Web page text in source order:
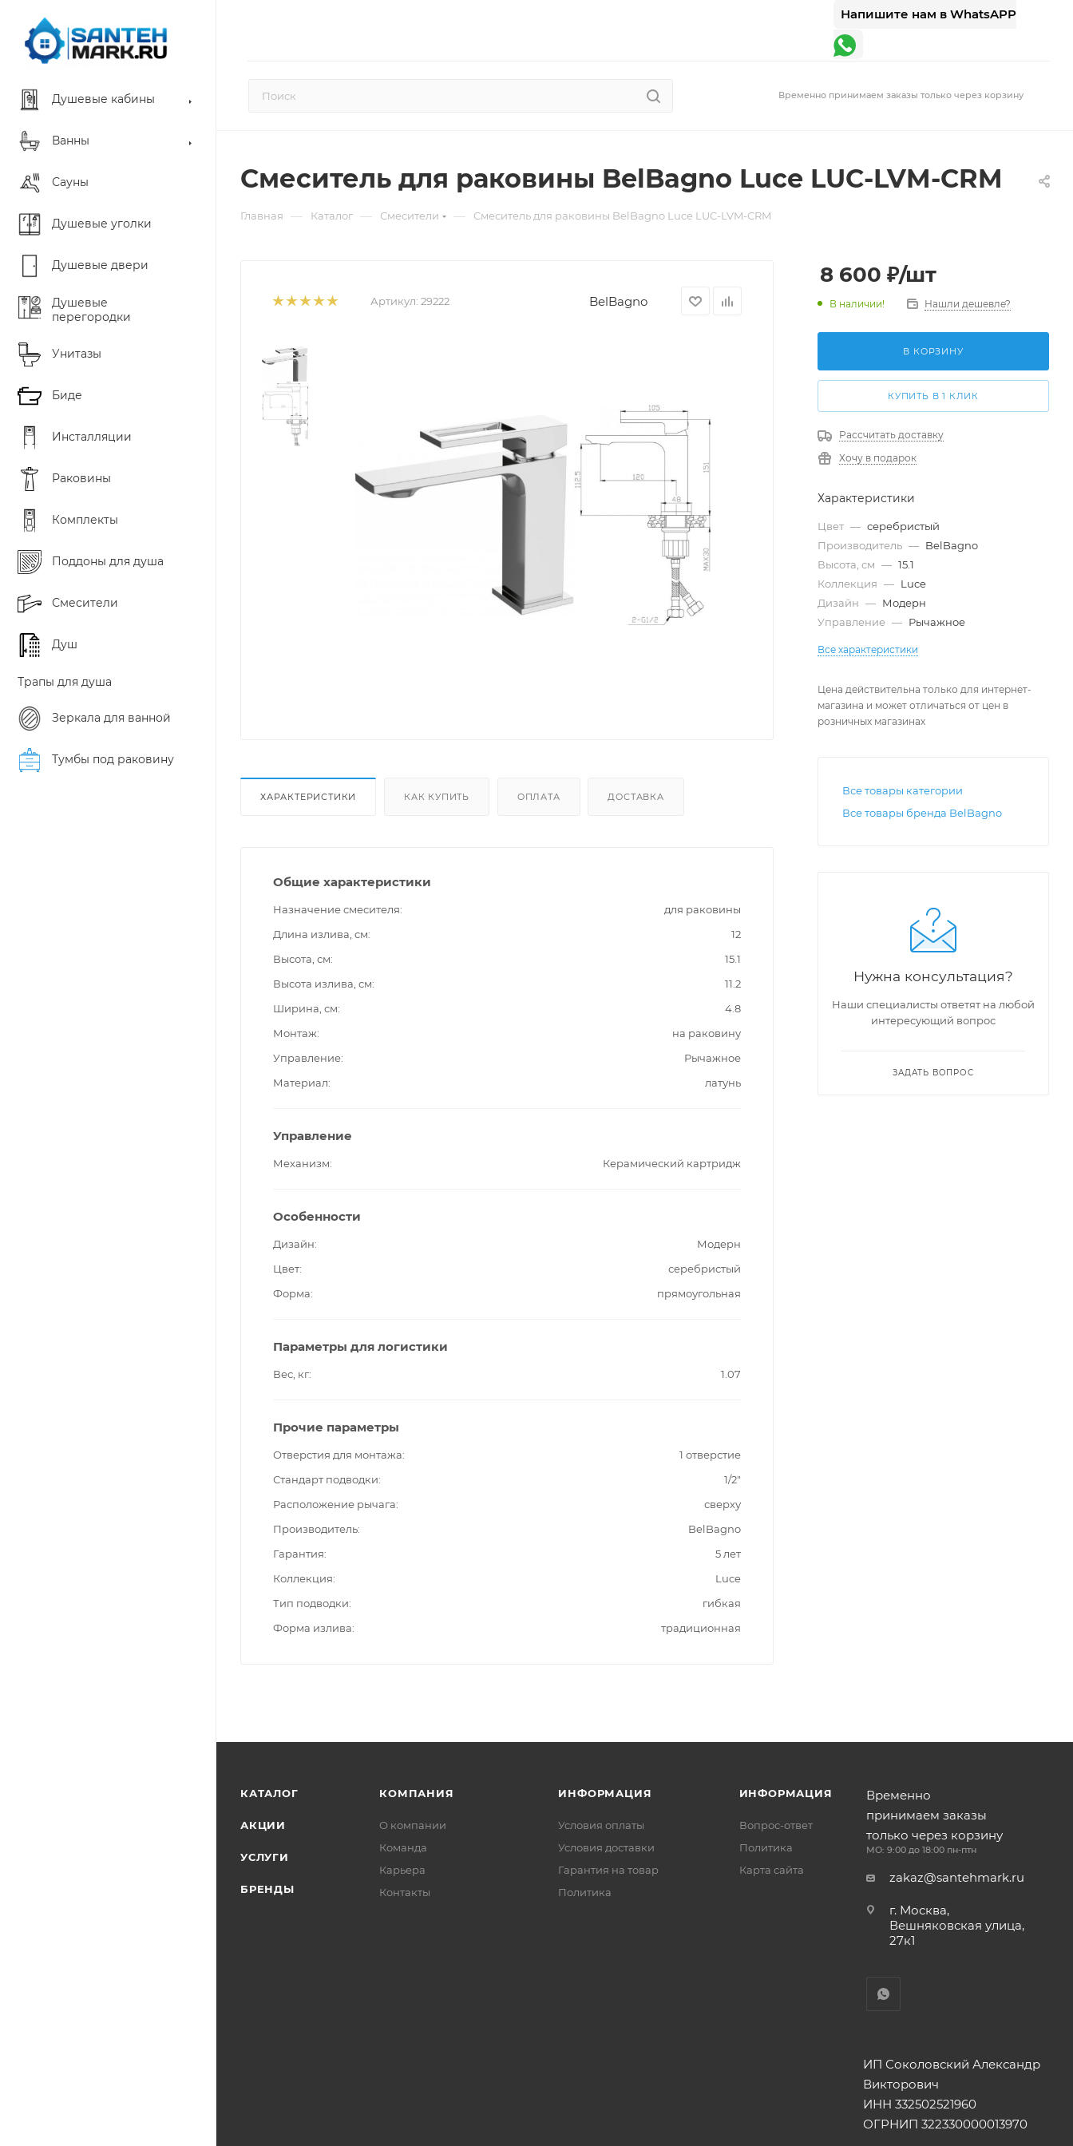
Напишите нам в WhatsAPP
Временно принимаем заказы только через корзину
Душевые кабины
Ванны
Сауны
Душевые уголки
Душевые двери
Душевые
перегородки
Унитазы
Биде
Инсталляции
Раковины
Комплекты
Поддоны для душа
Смесители
Душ
Трапы для душа
Зеркала для ванной
Тумбы под раковину
Смеситель для раковины BelBagno Luce LUC-LVM-CRM
Главная — Каталог — Смесители — Смеситель для раковины BelBagno Luce LUC-LVM-CRM
Артикул: 29222 BelBagno
ХАРАКТЕРИСТИКИ КАК КУПИТЬ ОПЛАТА ДОСТАВКА
Общие характеристики
Назначение смесителя
для раковины
Длина излива, см
12
Высота, см
15.1
Высота излива, см
11.2
Ширина, см
4.8
Монтаж
на раковину
Управление
Рычажное
Материал
латунь
Управление
Механизм Керамический картридж
Особенности
Дизайн
Модерн
Цвет
серебристый
Форма
прямоугольная
Параметры для логистики
Вес, кг 1.07
Прочие параметры
Отверстия для монтажа
1 отверстие
Стандарт подводки
1/2"
Расположение рычага
сверху
Производитель
BelBagno
Гарантия
5 лет
Коллекция
Luce
Тип подводки
гибкая
Форма излива
традиционная
8 600 ₽/шт
В наличии! Нашли дешевле?
В КОРЗИНУ
КУПИТЬ В 1 КЛИК
Рассчитать доставку
Хочу в подарок
Характеристики
Цвет — серебристый
Производитель — BelBagno
Высота, см — 15.1
Коллекция — Luce
Дизайн — Модерн
Управление — Рычажное
Все характеристики
Цена действительна только для интернет-
магазина и может отличаться от цен в
розничных магазинах
Все товары категории
Все товары бренда BelBagno
Нужна консультация?
Наши специалисты ответят на любой
интересующий вопрос
ЗАДАТЬ ВОПРОС
КАТАЛОГ
АКЦИИ
УСЛУГИ
БРЕНДЫ
КОМПАНИЯ
О компании
Команда
Карьера
Контакты
ИНФОРМАЦИЯ
Условия оплаты
Условия доставки
Гарантия на товар
Политика
ИНФОРМАЦИЯ
Вопрос-ответ
Политика
Карта сайта
Временно
принимаем заказы
только через корзину
МО: 9:00 до 18:00 пн-птн
zakaz@santehmark.ru
г. Москва,
Вешняковская улица,
27к1
ИП Соколовский Александр
Викторович
ИНН 332502521960
ОГРНИП 322330000013970